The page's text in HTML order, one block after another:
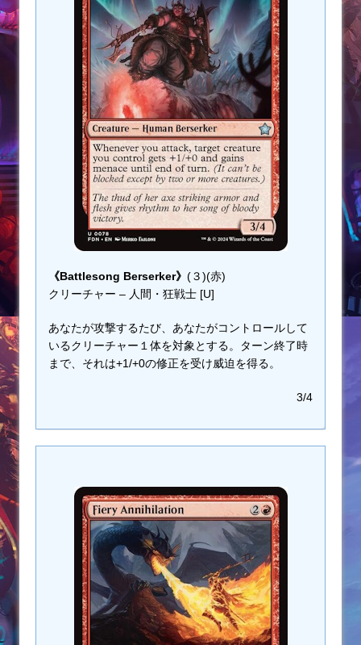
《Battlesong Berserker》 (３)(赤)
クリーチャー – 人間・狂戦士 [U]
あなたが攻撃するたび、あなたがコントロールして
いるクリーチャー１体を対象とする。ターン終了時
まで、それは+1/+0の修正を受け威迫を得る。
3/4